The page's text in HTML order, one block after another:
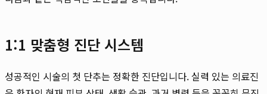
1:1 맞춤형 진단 시스템
성공적인 시술의 첫 단추는 정확한 진단입니다. 실력 있는 의료진